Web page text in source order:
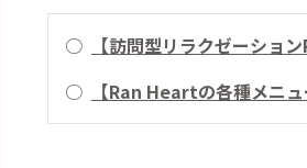
○
【訪問型リラクゼーショ
○
【Ran Heartの各種メニ